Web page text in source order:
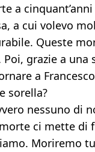
a
a cui volevo
Queste
grazie a una
a
sorella?
nessuno di
ci mette di
Moriremo